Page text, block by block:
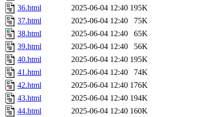
36.html
2025-06-04 12:40 195K
37.html
2025-06-04 12:40
75K
38.html
2025-06-04 12:40
65K
39.html
2025-06-04 12:40
56K
40.html
2025-06-04 12:40 195K
41.html
2025-06-04 12:40
74K
42.html
2025-06-04 12:40 176K
43.html
2025-06-04 12:40 194K
44.html
2025-06-04 12:40 160K